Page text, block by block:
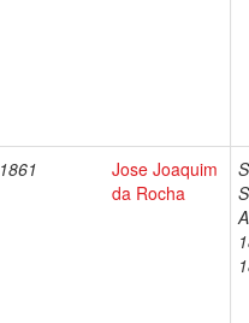
1861
Jose Joaquim
da Rocha